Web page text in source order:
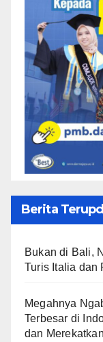
Berita
Bukan di Bali,
Turis Italia dan
Megahnya
Terbesar di
dan